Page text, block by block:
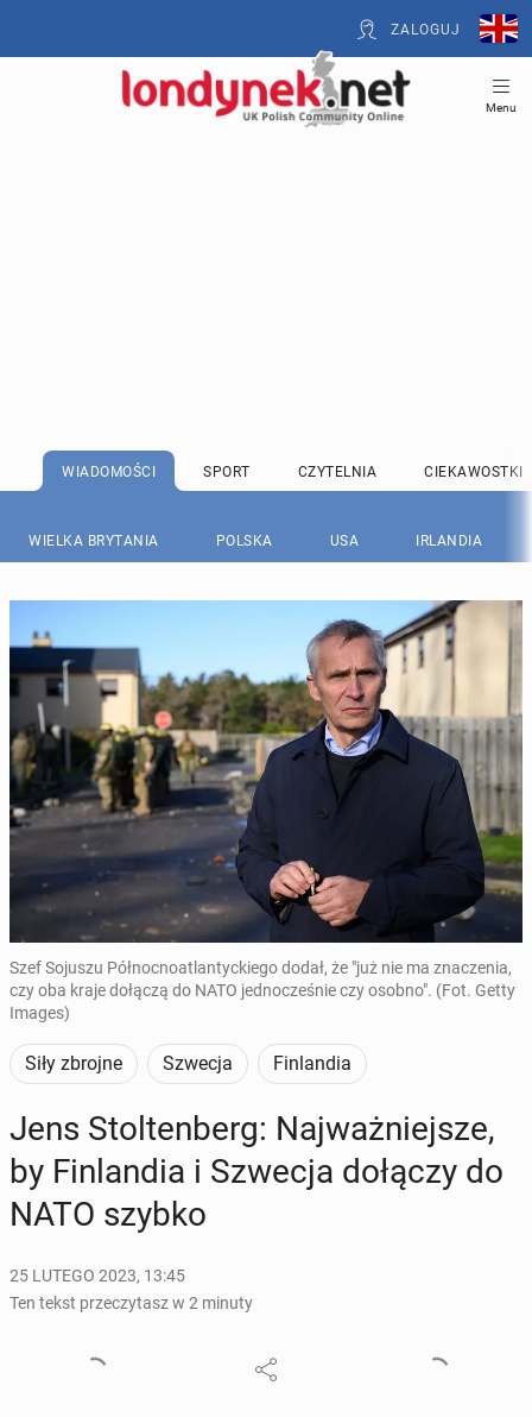
ZALOGUJ
Menu
WIADOMOŚCI SPORT CZYTELNIA CIEKAWOSTKI
WIELKA BRYTANIA POLSKA USA IRLANDIA
Szef Sojuszu Północnoatlantyckiego dodał, że "już nie ma znaczenia,
czy oba kraje dołączą do NATO jednocześnie czy osobno". (Fot. Getty
Images)
Siły zbrojne Szwecja Finlandia
Jens Stol­ten­berg: Naj­waż­niej­sze,
by Fin­lan­dia i Szwecja dołączy do
NATO szybko
25 LUTEGO 2023, 13:45
Ten tekst przeczytasz w 2 minuty